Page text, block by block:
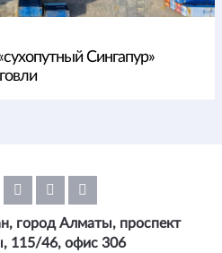
Сингапур»
город Алматы, проспект
115/46, офис 306